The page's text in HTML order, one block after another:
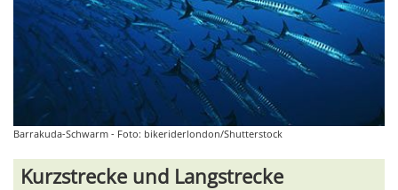
Barrakuda-Schwarm - Foto: bikeriderlondon/Shutterstock
Kurzstrecke und Langstrecke